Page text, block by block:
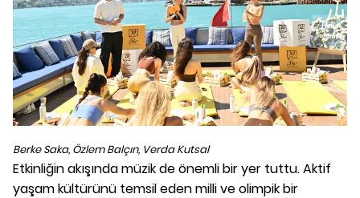
Berke Saka, Özlem Balçın, Verda Kutsal
Etkinliğin akışında müzik de önemli bir yer tuttu. Aktif
yaşam kültürünü temsil eden milli ve olimpik bir